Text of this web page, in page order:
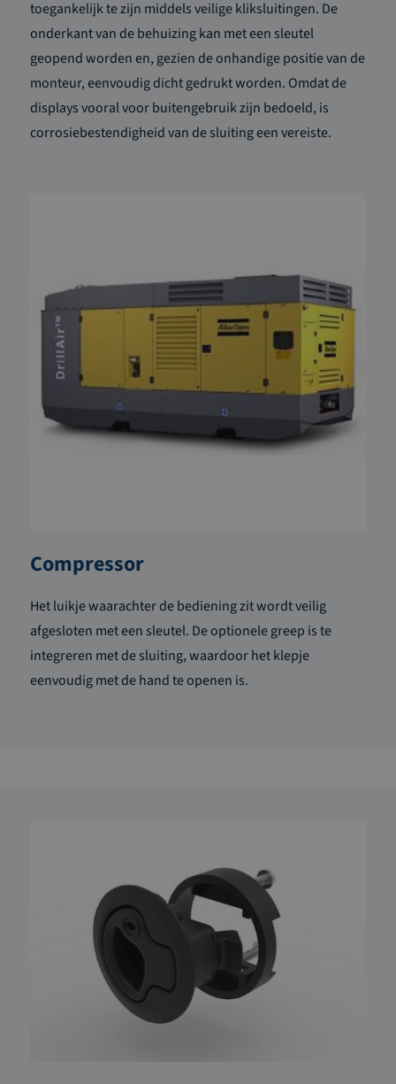
toegankelijk te zijn middels veilige kliksluitingen. De
onderkant van de behuizing kan met een sleutel
geopend worden en, gezien de onhandige positie van de
monteur, eenvoudig dicht gedrukt worden. Omdat de
displays vooral voor buitengebruik zijn bedoeld, is
corrosiebestendigheid van de sluiting een vereiste.
Compressor
Het luikje waarachter de bediening zit wordt veilig
afgesloten met een sleutel. De optionele greep is te
integreren met de sluiting, waardoor het klepje
eenvoudig met de hand te openen is.